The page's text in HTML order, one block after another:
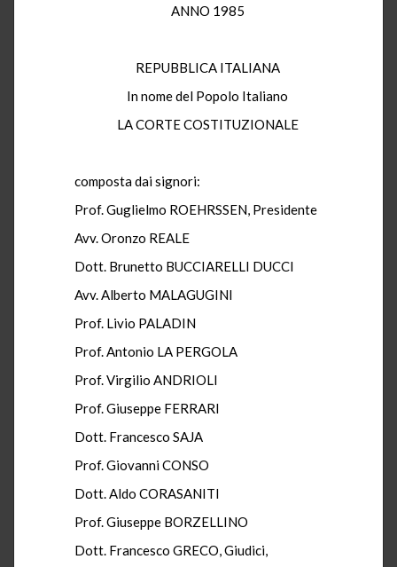
ANNO 1985
REPUBBLICA ITALIANA
In nome del Popolo Italiano
LA CORTE COSTITUZIONALE
composta dai signori:
Prof. Guglielmo ROEHRSSEN, Presidente
Avv. Oronzo REALE
Dott. Brunetto BUCCIARELLI DUCCI
Avv. Alberto MALAGUGINI
Prof. Livio PALADIN
Prof. Antonio LA PERGOLA
Prof. Virgilio ANDRIOLI
Prof. Giuseppe FERRARI
Dott. Francesco SAJA
Prof. Giovanni CONSO
Dott. Aldo CORASANITI
Prof. Giuseppe BORZELLINO
Dott. Francesco GRECO, Giudici,